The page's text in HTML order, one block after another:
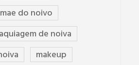
mae do noivo
de noiva
makeup